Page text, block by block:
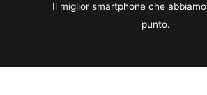
Il miglior smartphone che
punto.